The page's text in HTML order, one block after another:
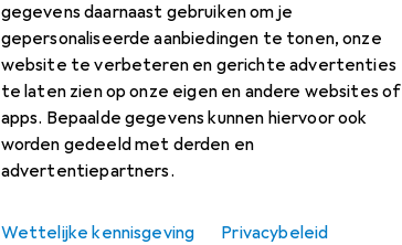
gegevens daarnaast gebruiken om je
gepersonaliseerde aanbiedingen te tonen, onze
website te verbeteren en gerichte advertenties
te laten zien op onze eigen en andere websites of
apps. Bepaalde gegevens kunnen hiervoor ook
worden gedeeld met derden en
advertentiepartners.
Wettelijke kennisgeving Privacybeleid
Producttest